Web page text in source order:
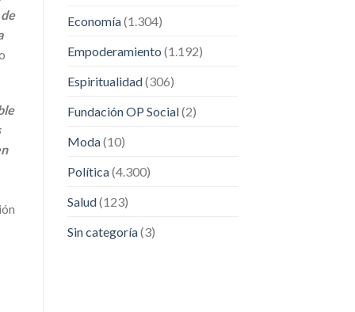
Economía(1.304)
Empoderamiento (1.192)
Espiritualidad(306)
Fundación OP Social(2)
Moda(10)
Política(4.300)
Salud(123)
Sin categoría(3)